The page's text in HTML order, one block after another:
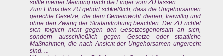
sollte meiner Meinung nach die Finger vom ZU lassen. ...
Zum Ethos des ZU gehört schließlich, dass die Ungehorsamen
gerechte Gesetze, die dem Gemeinwohl dienen, freiwillig und
ohne den Zwang der Strafandrohung beachten. Der ZU richtet
sich folglich nicht gegen den Gesetzesgehorsam an sich,
sondern ausschließlich gegen Gesetze oder staatliche
Maßnahmen, die nach Ansicht der Ungehorsamen ungerecht
sind. ...